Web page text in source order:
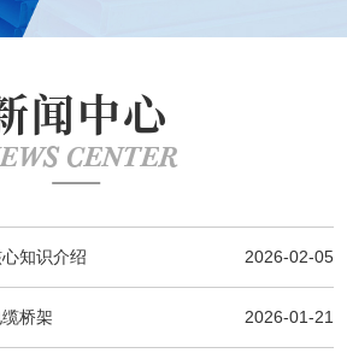
闻中心
CENTER
知识介绍 2026-02-05
桥架 2026-01-21